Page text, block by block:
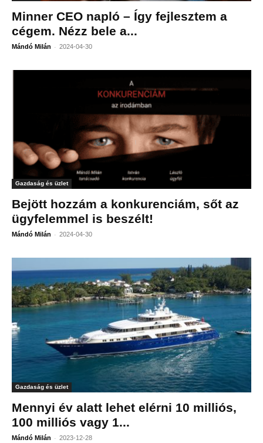
Minner CEO napló – Így fejlesztem a
cégem. Nézz bele a...
Mándó Milán - 2024-04-30
Gazdaság és üzlet
Bejött hozzám a konkurenciám, sőt az
ügyfelemmel is beszélt!
Mándó Milán - 2024-04-30
Gazdaság és üzlet
Mennyi év alatt lehet elérni 10 milliós,
100 milliós vagy 1...
Mándó Milán - 2023-12-28